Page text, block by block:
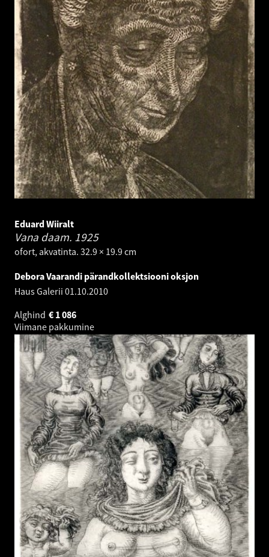
Eduard Wiiralt
Vana daam. 1925
ofort, akvatinta. 32.9 × 19.9 cm
Debora Vaarandi pärandkollektsiooni oksjon
Haus Galerii 01.10.2010
Alghind
1 086
€
Viimane pakkumine